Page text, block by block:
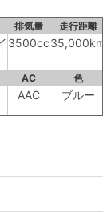
排気量 走行距離
3500cc35,000km
AC 色
AAC ブルー